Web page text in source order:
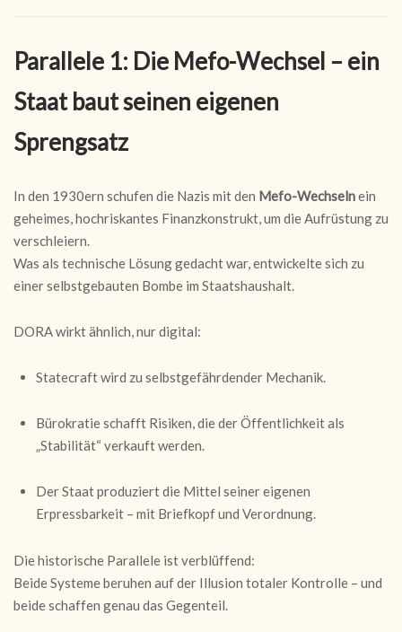
Parallele 1: Die Mefo-Wechsel – ein
Staat baut seinen eigenen
Sprengsatz
In den 1930ern schufen die Nazis mit den Mefo-Wechselnein
geheimes, hochriskantes Finanzkonstrukt, um die Aufrüstung zu
verschleiern.
Was als technische Lösung gedacht war, entwickelte sich zu
einer selbstgebauten Bombe im Staatshaushalt.
DORA wirkt ähnlich, nur digital:
Statecraft wird zu selbstgefährdender Mechanik.
Bürokratie schafft Risiken, die der Öffentlichkeit als
„Stabilität“ verkauft werden.
Der Staat produziert die Mittel seiner eigenen
Erpressbarkeit – mit Briefkopf und Verordnung.
Die historische Parallele ist verblüffend:
Beide Systeme beruhen auf der Illusion totaler Kontrolle – und
beide schaffen genau das Gegenteil.